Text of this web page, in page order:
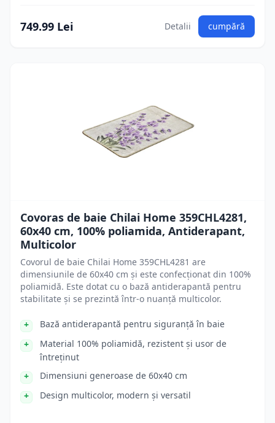
749.99 Lei Detalii cumpără
Covoras de baie Chilai Home 359CHL4281,
60x40 cm, 100% poliamida, Antiderapant,
Multicolor
Covorul de baie Chilai Home 359CHL4281 are
dimensiunile de 60x40 cm și este confecționat din 100%
poliamidă. Este dotat cu o bază antiderapantă pentru
stabilitate și se prezintă într-o nuanță multicolor.
Bază antiderapantă pentru siguranță în baie
Material 100% poliamidă, rezistent și usor de
întreținut
Dimensiuni generoase de 60x40 cm
Design multicolor, modern și versatil